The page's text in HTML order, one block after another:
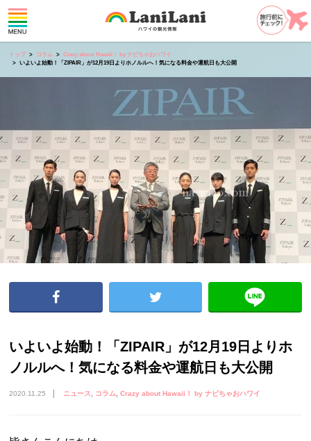
トップ コラム
Crazy about Hawaii！ by ナビちゃおハワイ
いよいよ始動！「ZIPAIR」が12月19日よりホノルルへ！気になる料金や運航日も大公開
いよいよ始動！「ZIPAIR」が12月19日よりホ
ノルルへ！気になる料金や運航日も大公開
2020.11.25 ニュース コラム Crazy about Hawaii！ by ナビちゃおハワイ